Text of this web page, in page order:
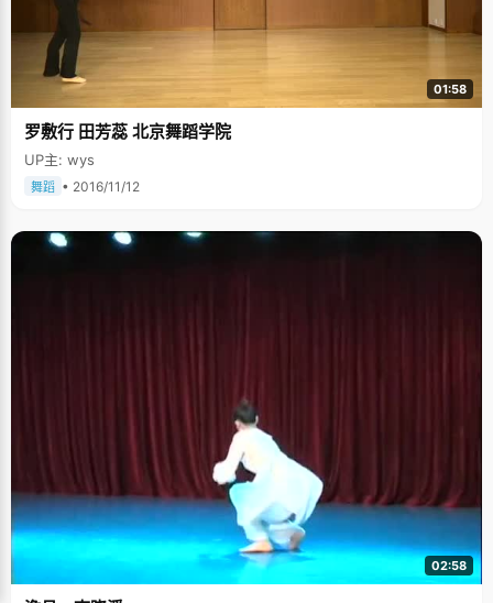
01:58
罗敷行 田芳蕊 北京舞蹈学院
UP主: wys
舞蹈 • 2016/11/12
02:58